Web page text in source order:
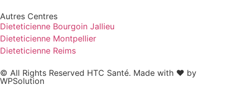
Autres Centres
Dieteticienne Bourgoin Jallieu
Dieteticienne Montpellier
Dieteticienne Reims
© All Rights Reserved HTC Santé. Made with ❤️ by
WPSolution